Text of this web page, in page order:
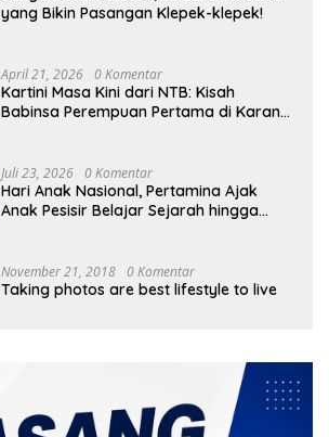
yang Bikin Pasangan Klepek-klepek!
April 21, 2026 0 Komentar
Kartini Masa Kini dari NTB: Kisah
Babinsa Perempuan Pertama di Karang
Juli 23, 2026 0 Komentar
Hari Anak Nasional, Pertamina Ajak
Anak Pesisir Belajar Sejarah hingga
November 21, 2018 0 Komentar
Taking photos are best lifestyle to live